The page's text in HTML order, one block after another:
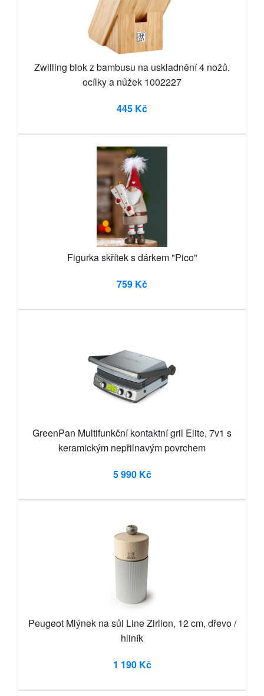
Zwilling blok z bambusu na uskladnění 4 nožů.
ocílky a nůžek 1002227
445 Kč
Figurka skřítek s dárkem "Pico"
759 Kč
GreenPan Multifunkční kontaktní gril Elite, 7v1 s
keramickým nepřilnavým povrchem
5 990 Kč
Peugeot Mlýnek na sůl Line Zirlion, 12 cm, dřevo /
hliník
1 190 Kč